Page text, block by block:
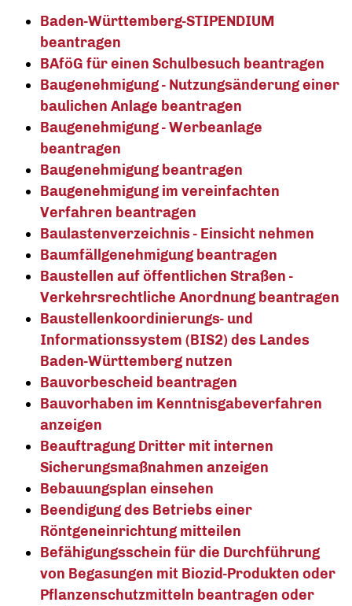
Baden-Württemberg-STIPENDIUM
beantragen
BAföG für einen Schulbesuch beantragen
Baugenehmigung - Nutzungsänderung einer
baulichen Anlage beantragen
Baugenehmigung - Werbeanlage
beantragen
Baugenehmigung beantragen
Baugenehmigung im vereinfachten
Verfahren beantragen
Baulastenverzeichnis - Einsicht nehmen
Baumfällgenehmigung beantragen
Baustellen auf öffentlichen Straßen -
Verkehrsrechtliche Anordnung beantragen
Baustellenkoordinierungs- und
Informationssystem (BIS2) des Landes
Baden-Württemberg nutzen
Bauvorbescheid beantragen
Bauvorhaben im Kenntnisgabeverfahren
anzeigen
Beauftragung Dritter mit internen
Sicherungsmaßnahmen anzeigen
Bebauungsplan einsehen
Beendigung des Betriebs einer
Röntgeneinrichtung mitteilen
Befähigungsschein für die Durchführung
von Begasungen mit Biozid-Produkten oder
Pflanzenschutzmitteln beantragen oder